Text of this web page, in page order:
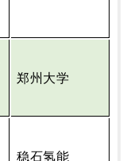
郑州大学
稳石氢能